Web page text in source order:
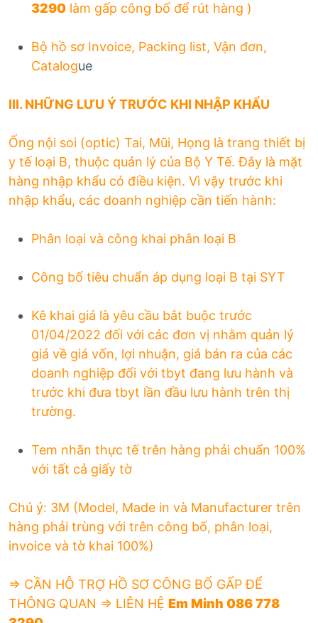
3290 làm gấp công bố để rút hàng )
Bộ hồ sơ Invoice, Packing list, Vận đơn,
Catalogue
III. NHỮNG LƯU Ý TRƯỚC KHI NHẬP KHẨU
Ống nội soi (optic) Tai, Mũi, Họng là trang thiết bị
y tế loại B, thuộc quản lý của Bộ Y Tế. Đây là mặt
hàng nhập khẩu có điều kiện. Vì vậy trước khi
nhập khẩu, các doanh nghiệp cần tiến hành:
Phân loại và công khai phân loại B
Công bố tiêu chuẩn áp dụng loại B tại SYT
Kê khai giá là yêu cầu bắt buộc trước
01/04/2022 đối với các đơn vị nhằm quản lý
giá về giá vốn, lợi nhuận, giá bán ra của các
doanh nghiệp đối với tbyt đang lưu hành và
trước khi đưa tbyt lần đầu lưu hành trên thị
trường.
Tem nhãn thực tế trên hàng phải chuẩn 100%
với tất cả giấy tờ
Chú ý: 3M (Model, Made in và Manufacturer trên
hàng phải trùng với trên công bố, phân loại,
invoice và tờ khai 100%)
=> CẦN HỖ TRỢ HỒ SƠ CÔNG BỐ GẤP ĐỂ
THÔNG QUAN => LIÊN HỆ Em Minh 086 778